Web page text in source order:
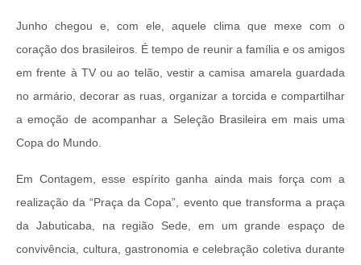
Junho chegou e, com ele, aquele clima que mexe com o
coração dos brasileiros. É tempo de reunir a família e os amigos
em frente à TV ou ao telão, vestir a camisa amarela guardada
no armário, decorar as ruas, organizar a torcida e compartilhar
a emoção de acompanhar a Seleção Brasileira em mais uma
Copa do Mundo.
Em Contagem, esse espírito ganha ainda mais força com a
realização da “Praça da Copa”, evento que transforma a praça
da Jabuticaba, na região Sede, em um grande espaço de
convivência, cultura, gastronomia e celebração coletiva durante